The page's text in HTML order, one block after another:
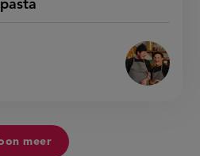
pasta'
meer